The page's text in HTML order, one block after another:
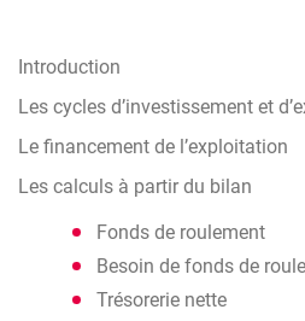
des notions générales en
bilan et ses grandes
compte d’exploitation) et de
juridique courant de base.
Introduction
Les cycles d’investissement et
Le financement de l’exploitation
Les calculs à partir du bilan
Fonds de roulement
Besoin de fonds de
Trésorerie nette